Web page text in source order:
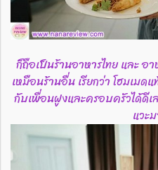
ก็ถือเป็นร้านอาหารไทย และ อ
เหมือนร้านอื่น เรียกว่า โฮมเมด
กับเพื่อนฝูงและครอบครัวได้ดี
แวะ